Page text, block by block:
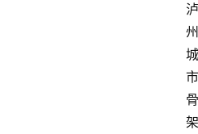
泸
州
城
市
骨
架